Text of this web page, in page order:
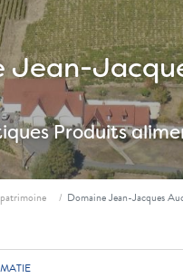
Jean-
Produits
Domaine Jean-Jacques